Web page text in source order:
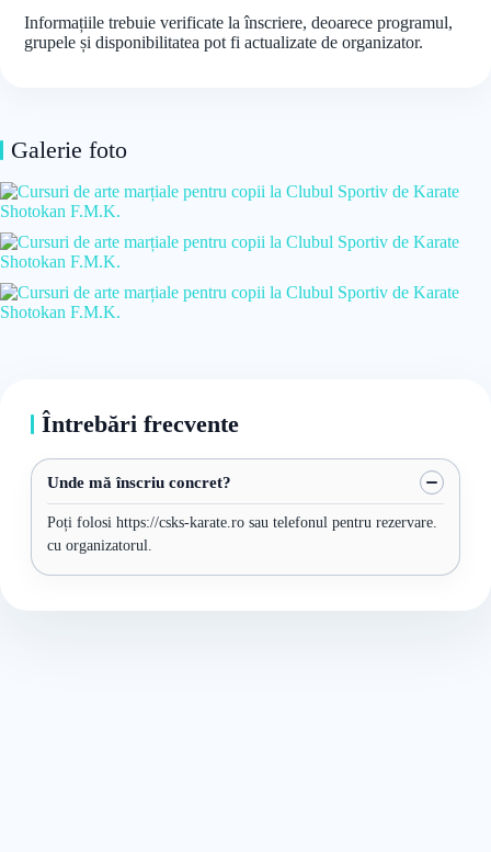
Informațiile trebuie verificate la înscriere, deoarece programul,
grupele și disponibilitatea pot fi actualizate de organizator.
Galerie foto
Întrebări frecvente
Unde mă înscriu concret?
Poți folosi https://csks-karate.ro sau telefonul pentru rezervare.
cu organizatorul.